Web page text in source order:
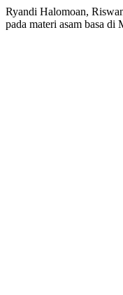
Ryandi Halomoan,
pada materi asam basa